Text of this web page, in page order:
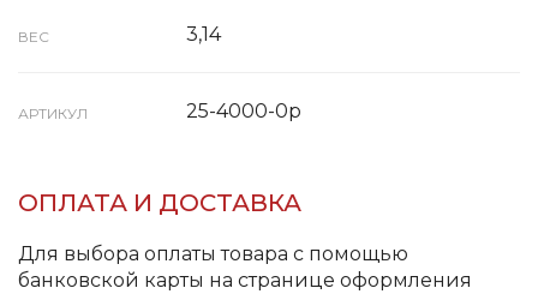
ВЕС 3,14
АРТИКУЛ 25-4000-0р
ОПЛАТА И ДОСТАВКА
Для выбора оплаты товара с помощью
банковской карты на странице оформления